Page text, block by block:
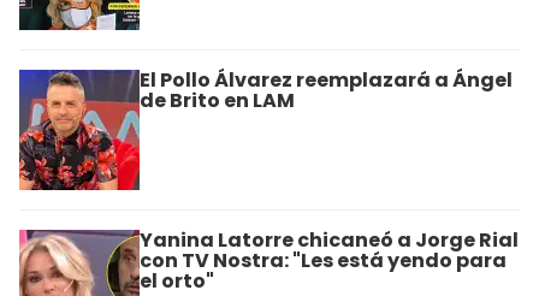
El Pollo Álvarez reemplazará a Ángel
de Brito en LAM
Yanina Latorre chicaneó a Jorge Rial
con TV Nostra: "Les está yendo para
el orto"